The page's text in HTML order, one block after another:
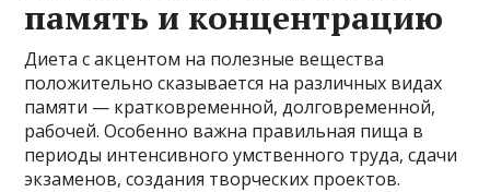
память и концентрацию
Диета с акцентом на полезные вещества
положительно сказывается на различных видах
памяти — кратковременной, долговременной,
рабочей. Особенно важна правильная пища в
периоды интенсивного умственного труда, сдачи
экзаменов, создания творческих проектов.